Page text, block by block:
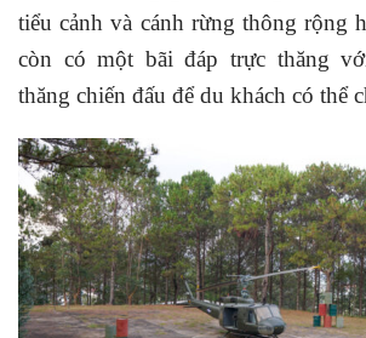
tiểu cảnh và cánh rừng thông rộng
còn có một bãi đáp trực thăng
thăng chiến đấu để du khách có thể